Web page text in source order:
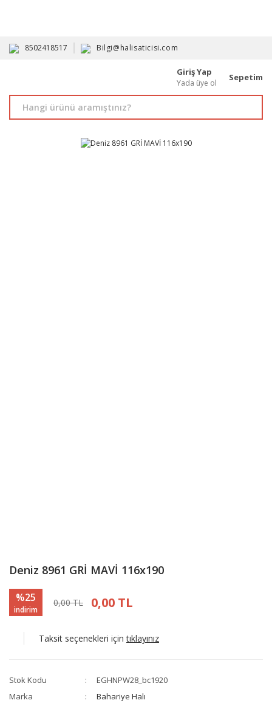
8502418517 Bilgi@halisaticisi.com
Giriş Yap
Yada üye ol
Sepetim
Deniz 8961 GRİ MAVİ 116x190
%25
indirim
0,00 TL 0,00 TL
Taksit seçenekleri içintıklayınız
Stok Kodu
EGHNPW28_bc1920
Marka
Bahariye Halı